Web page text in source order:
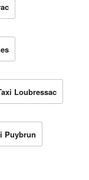
Loubressac
Puybrun